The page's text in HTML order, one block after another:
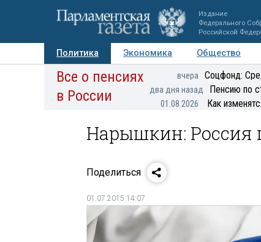
Издание
Федерального
Российской
Политика Экономика Общество
Авторы Персоны Мнения
Все о пенсиях
в России
вчера Соцфонд:
два дня назад Пенсию по
01.08.2026 Как
Нарышкин: Россия
Поделиться
01.07.2015 14:07